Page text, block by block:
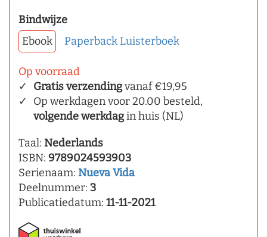
Bindwijze
Ebook
Paperback Luisterboek
Op voorraad
Gratis verzendingvanaf €19,95
Op werkdagen voor 20.00 besteld,
volgende werkdagin huis (NL)
Taal: Nederlands
ISBN: 9789024593903
Serienaam: Nueva Vida
Deelnummer: 3
Publicatiedatum: 11-11-2021